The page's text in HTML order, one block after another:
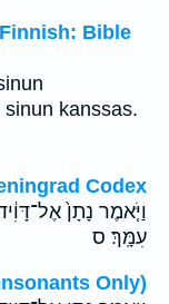
Bible
kanssas.
Codex
וַיֹּ֤אמֶר נָתָן֙
עִמָּֽךְ׃ ס
Only)